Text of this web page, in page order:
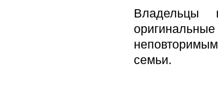
Владельцы
семьи.